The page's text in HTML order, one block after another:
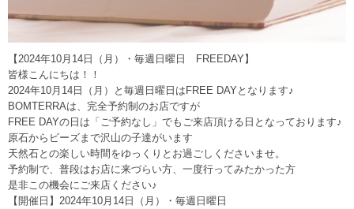
【2024年10月14日（月）・毎週日曜日 FREEDAY】
皆様こんにちは！！
2024年10月14日（月）と毎週日曜日はFREE DAYとなります♪
BOMTERRAは、完全予約制のお店ですが
FREE DAYの日は「ご予約なし」でもご来店頂ける日となっております♪
原石からビーズまで沢山の子達がいます
天然石との楽しい時間をゆっくりとお過ごしくださいませ。
予約制で、普段はお店に来づらい方、一度行ってみたかった方
是非この機会にご来店ください♪
【開催日】2024年10月14日（月）・毎週日曜日